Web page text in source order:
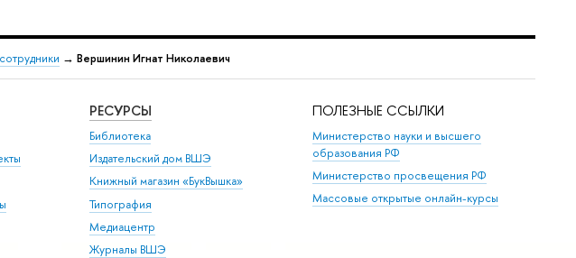
→ Вершинин Игнат Николаевич
РЕСУРСЫ
Библиотека
Издательский дом ВШЭ
Книжный магазин «БукВышка»
Типография
Медиацентр
Журналы ВШЭ
ПОЛЕЗНЫЕ ССЫЛКИ
Министерство науки и высшего
образования РФ
Министерство просвещения РФ
Массовые открытые онлайн-курсы